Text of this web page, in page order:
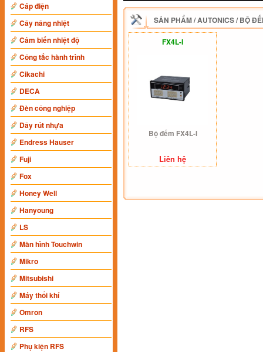
Cáp điện
Cây nâng nhiệt
Cảm biến nhiệt độ
Công tắc hành trình
Cikachi
DECA
Đèn công nghiệp
Dây rút nhựa
Endress Hauser
Fuji
Fox
Honey Well
Hanyoung
LS
Màn hình Touchwin
Mikro
Mitsubishi
Máy thổi khí
Omron
RFS
Phụ kiện RFS
SẢN PHẨM/AUTONICS/BỘ
FX4L-I
Bộ đếm FX4L-I
Liên hệ